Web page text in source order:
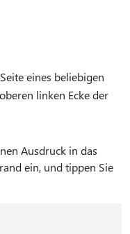
eines beliebigen
linken Ecke der
Ausdruck in das
ein, und tippen Sie